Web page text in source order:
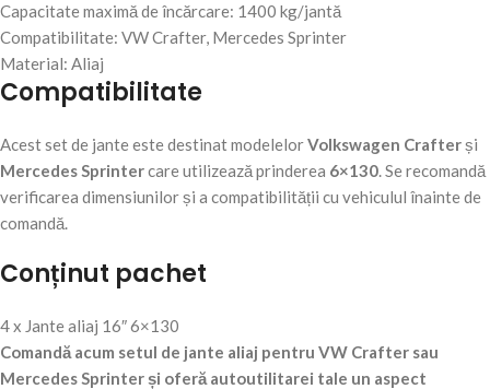
Capacitate maximă de încărcare: 1400 kg/jantă
Compatibilitate: VW Crafter, Mercedes Sprinter
Material: Aliaj
Compatibilitate
Acest set de jante este destinat modelelorVolkswagen Crafterși
Mercedes Sprintercare utilizează prinderea 6×130. Se recomandă
verificarea dimensiunilor și a compatibilității cu vehiculul înainte de
comandă.
Conținut pachet
4 x Jante aliaj 16″ 6×130
Comandă acum setul de jante aliaj pentru VW Crafter sau
Mercedes Sprinter și oferă autoutilitarei tale un aspect